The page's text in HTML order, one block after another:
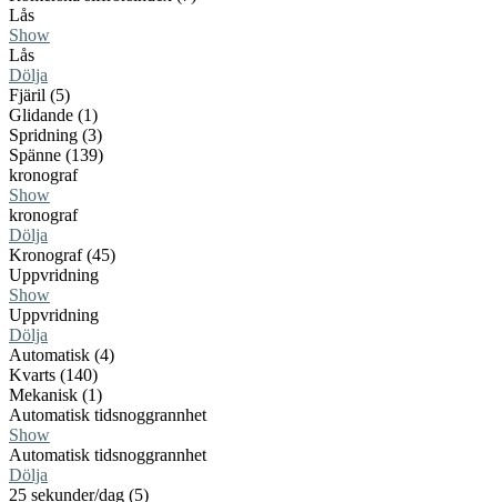
Lås
Show
Lås
Dölja
Fjäril (5)
Glidande (1)
Spridning (3)
Spänne (139)
kronograf
Show
kronograf
Dölja
Kronograf (45)
Uppvridning
Show
Uppvridning
Dölja
Automatisk (4)
Kvarts (140)
Mekanisk (1)
Automatisk tidsnoggrannhet
Show
Automatisk tidsnoggrannhet
Dölja
25 sekunder/dag (5)